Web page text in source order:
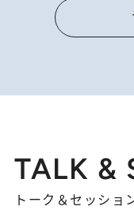
TALK &
トーク＆セッショ